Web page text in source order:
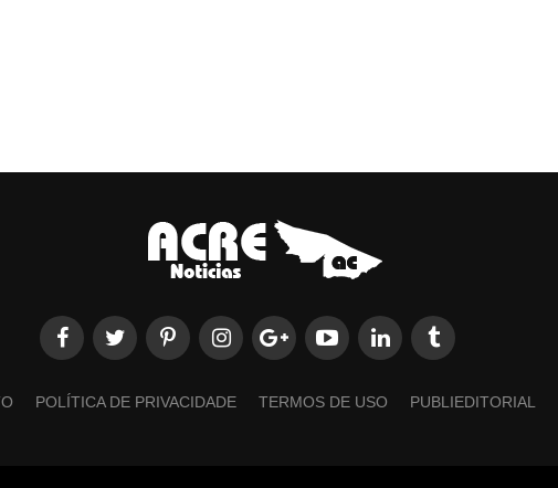
POLÍTICA DE PRIVACIDADE TERMOS DE USO PUBLIEDITORIAL